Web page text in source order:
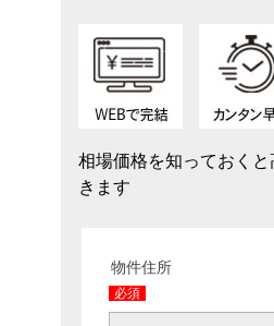
相場価格を知っておく
きます
物件住所
必須